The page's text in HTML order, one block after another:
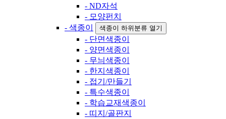
- ND자석
- 모양펀치
- 색종이
색종이 하위분류 열기
- 단면색종이
- 양면색종이
- 무늬색종이
- 한지색종이
- 접기/만들기
- 특수색종이
- 학습교재색종이
- 띠지/골판지